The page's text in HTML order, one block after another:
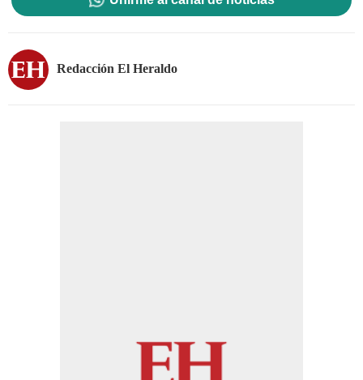
Redacción El Heraldo